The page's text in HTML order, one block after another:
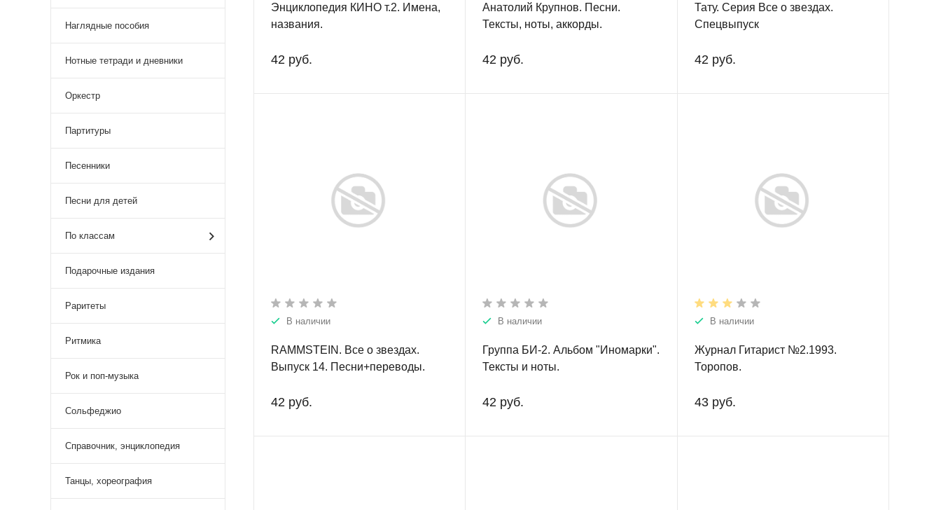
Наглядные пособия
Нотные тетради и дневники
Оркестр
Партитуры
Песенники
Песни для детей
По классам
Подарочные издания
Раритеты
Ритмика
Рок и поп-музыка
Сольфеджио
Справочник, энциклопедия
Танцы, хореография
Энциклопедия КИНО т.2. Имена,
названия.
42 руб.
Анатолий Крупнов. Песни.
Тексты, ноты, аккорды.
42 руб.
Тату. Серия Все о звездах.
Спецвыпуск
42 руб.
В наличии
RAMMSTEIN. Все о звездах.
Выпуск 14. Песни+переводы.
42 руб.
В наличии
Группа БИ-2. Альбом "Иномарки".
Тексты и ноты.
42 руб.
В наличии
Журнал Гитарист №2.1993.
Торопов.
43 руб.